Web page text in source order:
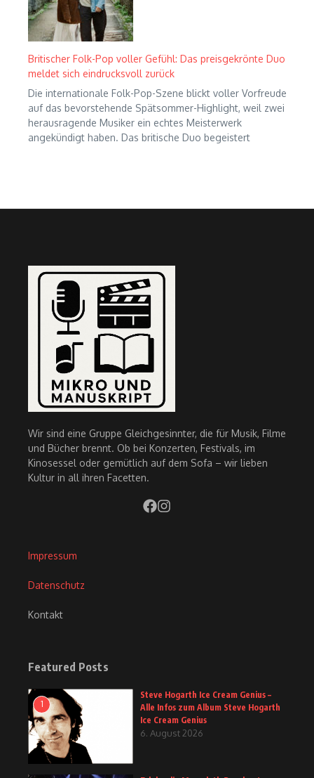
Britischer Folk-Pop voller Gefühl: Das preisgekrönte Duo
meldet sich eindrucksvoll zurück
Die internationale Folk-Pop-Szene blickt voller Vorfreude
auf das bevorstehende Spätsommer-Highlight, weil zwei
herausragende Musiker ein echtes Meisterwerk
angekündigt haben. Das britische Duo begeistert
Wir sind eine Gruppe Gleichgesinnter, die für Musik, Filme
und Bücher brennt. Ob bei Konzerten, Festivals, im
Kinosessel oder gemütlich auf dem Sofa – wir lieben
Kultur in all ihren Facetten.
Impressum
Datenschutz
Kontakt
Featured Posts
1
Steve Hogarth Ice Cream Genius –
Alle Infos zum Album Steve Hogarth
Ice Cream Genius
6. August 2026